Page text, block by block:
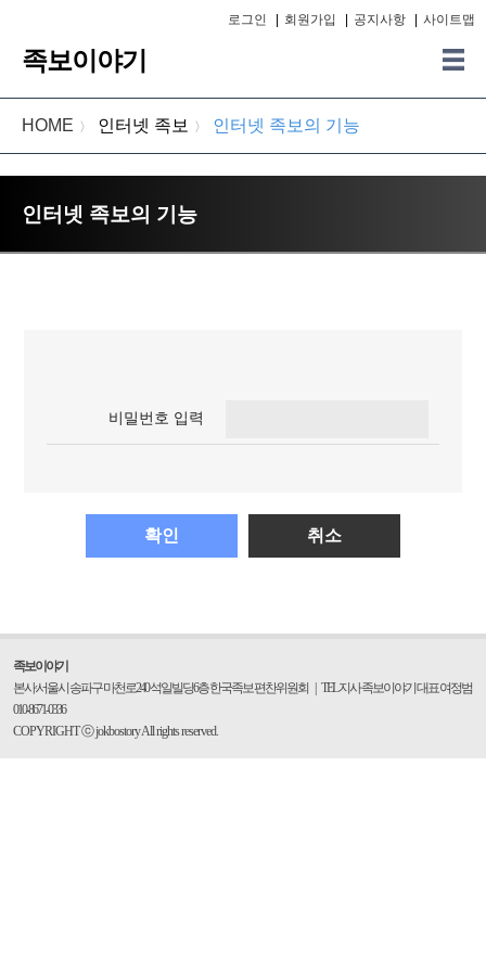
족보이야기
로그인 회원가입 공지사항 사이트맵
HOME 〉 인터넷 족보 〉 인터넷 족보의 기능
인터넷 족보의 기능
비밀번호 입력
확인 취소
족보이야기
본사:서울시 송파구 마천로240 석일빌딩6층 한국족보 편찬위원회
TEL 지사 족보이야기 대표 여정범
010-8671-0336
COPYRIGHT ⓒ jokbostory All rights reserved.